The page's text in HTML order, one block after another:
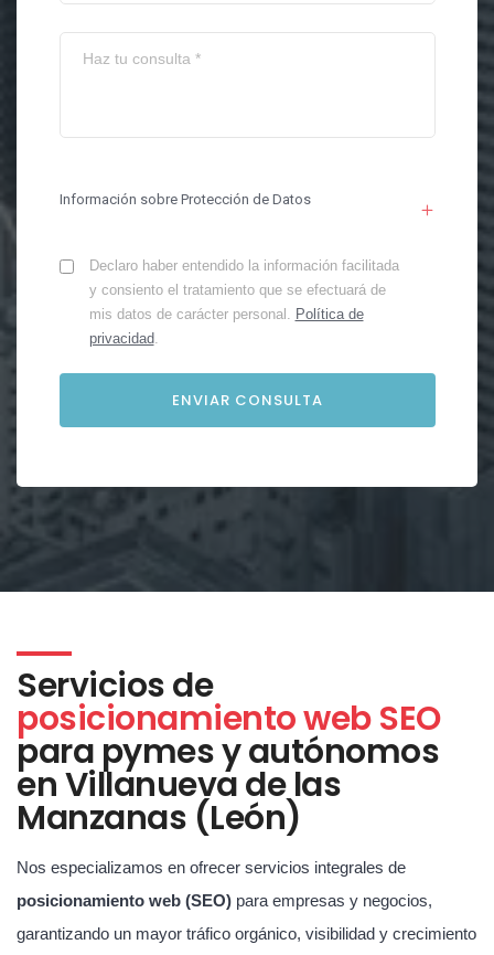
Información sobre Protección de Datos
Declaro haber entendido la información facilitada
y consiento el tratamiento que se efectuará de
mis datos de carácter personal. Política de
privacidad.
Servicios de
posicionamiento web SEO
para pymes y autónomos
en Villanueva de las
Manzanas (León)
Nos especializamos en ofrecer servicios integrales de
posicionamiento web (SEO) para empresas y negocios,
garantizando un mayor tráfico orgánico, visibilidad y crecimiento